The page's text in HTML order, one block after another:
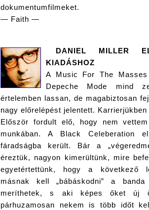
dokumentumfilmeket.
— Faith —
DANIEL MILLER
KIADÁSHOZ
A Music For The
Depeche Mode mind
értelemben lassan, de magabiztosan
nagy előrelépést jelentett.
Először fordult elő, hogy nem
munkában. A Black Celeberation
fáradságba került. Bár a
éreztük, nagyon kimerültünk, mire
egyetértettünk, hogy a következő
másnak kell „bábáskodni” a
meríthetek, s aki képes őket új
párhuzamosan nekem is több időt